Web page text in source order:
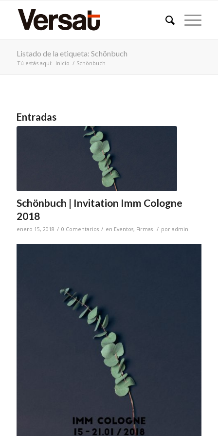
Listado de la etiqueta: Schönbuch
Tú estás aquí: Inicio / Schönbuch
Entradas
Schönbuch | Invitation Imm Cologne
2018
enero 15, 2018 / 0 Comentarios / en Eventos, Firmas / por admin